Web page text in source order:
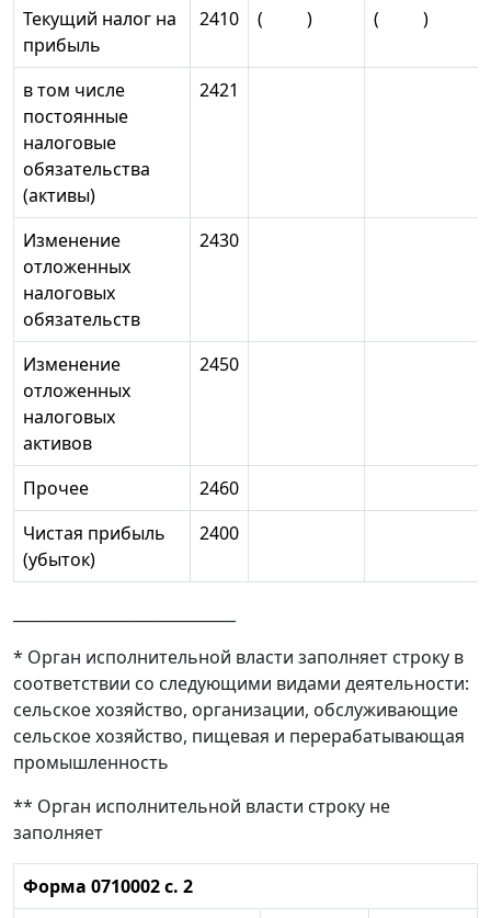
Текущий налог на
прибыль
2410 ( ) ( )
в том числе
постоянные
налоговые
обязательства
(активы)
2421
Изменение
отложенных
налоговых
обязательств
2430
Изменение
отложенных
налоговых
активов
2450
Прочее
2460
Чистая прибыль
(убыток)
2400
* Орган исполнительной власти заполняет строку в
соответствии со следующими видами деятельности:
сельское хозяйство, организации, обслуживающие
сельское хозяйство, пищевая и перерабатывающая
промышленность
** Орган исполнительной власти строку не
заполняет
Форма 0710002 с. 2